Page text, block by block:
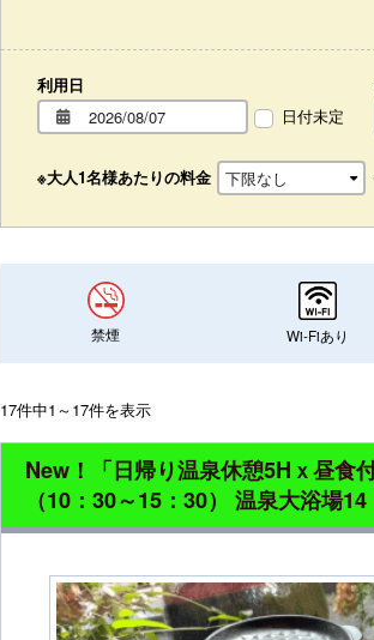
利用日
日付未定
※大人1名様あたりの料金
禁煙 Wi-Fiあり
17件中1～17件を表示
New！「日帰り温泉休憩5Hｘ昼
（10：30～15：30） 温泉大浴場